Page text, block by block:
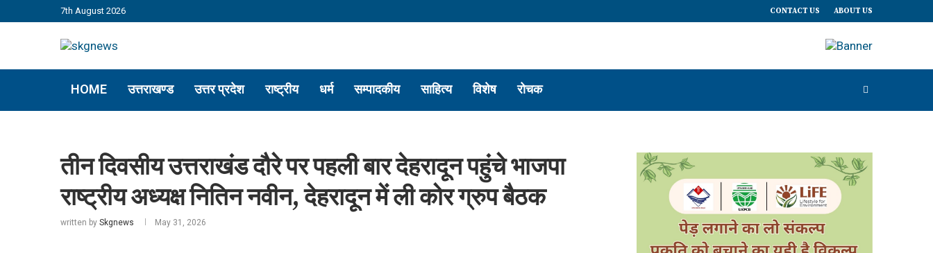
7th August 2026 CONTACT US ABOUT US
HOME उत्तराखण्ड उत्तर प्रदेश राष्ट्रीय धर्म सम्पादकीय साहित्य विशेष रोचक
तीन दिवसीय उत्तराखंड दौरे पर पहली बार देहरादून पहुंचे भाजपा
राष्ट्रीय अध्यक्ष नितिन नवीन, देहरादून में ली कोर ग्रुप बैठक
written by Skgnews May 31, 2026